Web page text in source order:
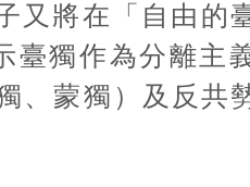
又將在「自由的
臺獨作為分離主
、蒙獨）及反共